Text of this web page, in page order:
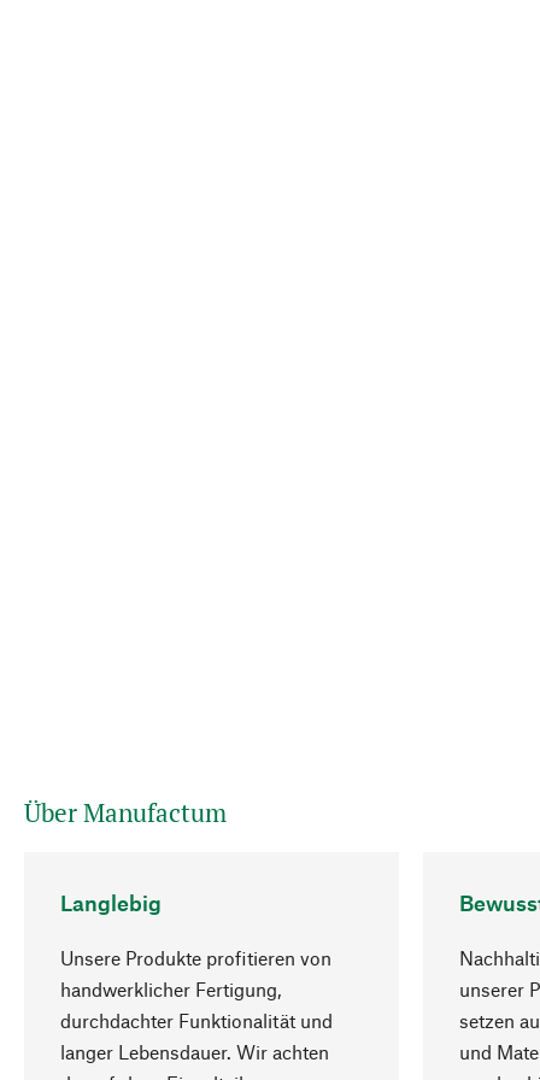
Über Manufactum
Langlebig
Unsere Produkte profitieren von
handwerklicher Fertigung,
durchdachter Funktionalität und
langer Lebensdauer. Wir achten
unserer
setzen
und